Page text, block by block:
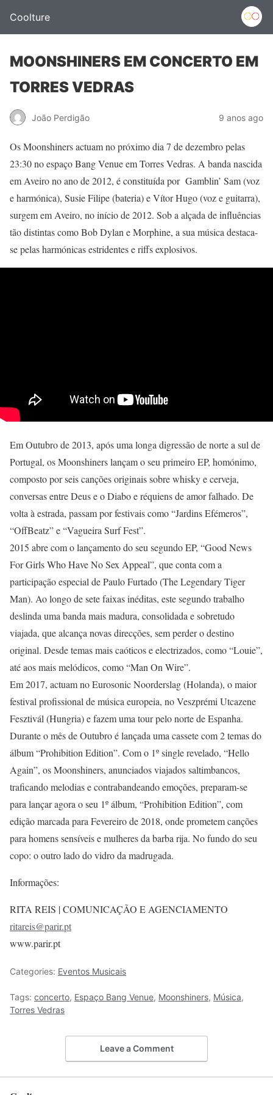
Coolture
MOONSHINERS EM CONCERTO EM
TORRES VEDRAS
João Perdigão 9 anos ago
Os Moonshiners actuam no próximo dia 7 de dezembro pelas
23:30 no espaço Bang Venue em Torres Vedras. A banda nascida
em Aveiro no ano de 2012, é constituída por Gamblin’ Sam (voz
e harmónica), Susie Filipe (bateria) e Vítor Hugo (voz e guitarra),
surgem em Aveiro, no início de 2012. Sob a alçada de influências
tão distintas como Bob Dylan e Morphine, a sua música destaca-
se pelas harmónicas estridentes e riffs explosivos.
Em Outubro de 2013, após uma longa digressão de norte a sul de
Portugal, os Moonshiners lançam o seu primeiro EP, homónimo,
composto por seis canções originais sobre whisky e cerveja,
conversas entre Deus e o Diabo e réquiens de amor falhado. De
volta à estrada, passam por festivais como “Jardins Efémeros”,
“OffBeatz” e “Vagueira Surf Fest”.
2015 abre com o lançamento do seu segundo EP, “Good News
For Girls Who Have No Sex Appeal”, que conta com a
participação especial de Paulo Furtado (The Legendary Tiger
Man). Ao longo de sete faixas inéditas, este segundo trabalho
deslinda uma banda mais madura, consolidada e sobretudo
viajada, que alcança novas direcções, sem perder o destino
original. Desde temas mais caóticos e electrizados, como “Louie”,
até aos mais melódicos, como “Man On Wire”.
Em 2017, actuam no Eurosonic Noorderslag (Holanda), o maior
festival profissional de música europeia, no Veszprémi Utcazene
Fesztivál (Hungria) e fazem uma tour pelo norte de Espanha.
Durante o mês de Outubro é lançada uma cassete com 2 temas do
álbum “Prohibition Edition”. Com o 1º single revelado, “Hello
Again”, os Moonshiners, anunciados viajados saltimbancos,
traficando melodias e contrabandeando emoções, preparam-se
para lançar agora o seu 1º álbum, “Prohibition Edition”, com
edição marcada para Fevereiro de 2018, onde prometem canções
para homens sensíveis e mulheres da barba rija. No fundo do seu
copo: o outro lado do vidro da madrugada.
Informações:
RITA REIS | COMUNICAÇÃO E AGENCIAMENTO
ritareis@parir.pt
www.parir.pt
Categories: Eventos Musicais
Tags: concerto, Espaço Bang Venue, Moonshiners, Música,
Torres Vedras
Leave a Comment